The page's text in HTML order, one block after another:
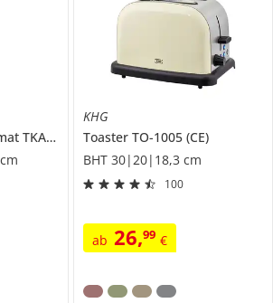
TKA-182 (CE)
KHG
Toaster TO-1005 (CE)
BHT 30|20|18,3 cm
100
ab 26,99 €